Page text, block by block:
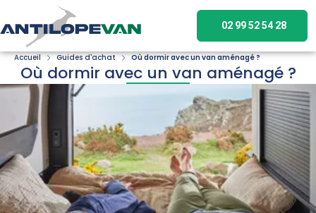
02 99 52 54 28
Accueil Guides d'achat Où dormir avec un van aménagé ?
Où dormir avec un van aménagé ?